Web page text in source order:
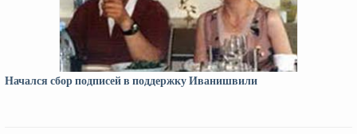
Начался сбор подписей в поддержку Иванишвили